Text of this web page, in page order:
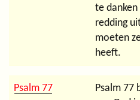
te
redding
moeten
heeft.
Psalm 77
Psalm 77